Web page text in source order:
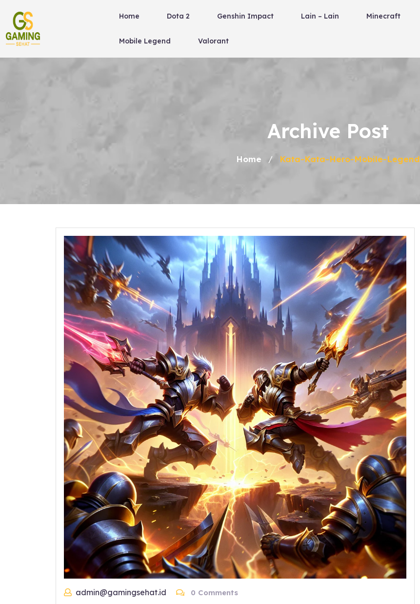
content
Home Dota 2 Genshin Impact Lain – Lain Minecraft
Mobile Legend Valorant
Archive Post
Home / Kata-Kata-Hero-Mobile-Legend
admin@gamingsehat.id 0 Comments